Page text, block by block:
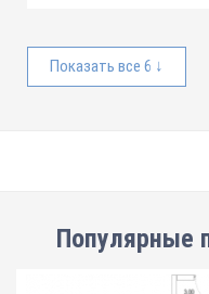
Показать все 6 ↓
Популярные